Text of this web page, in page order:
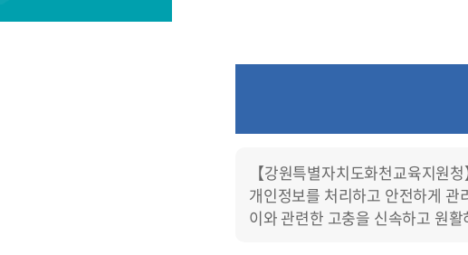
【강원특별자치도화천교육지원청
개인정보를 처리하고 안전하게
이와 관련한 고충을 신속하고 원